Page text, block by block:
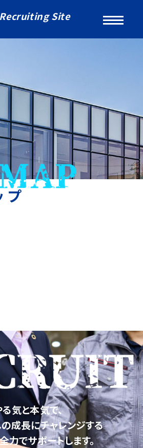
Recruiting Site
プ
気と本気で、
成長にチャレンジする
力でサポートします。